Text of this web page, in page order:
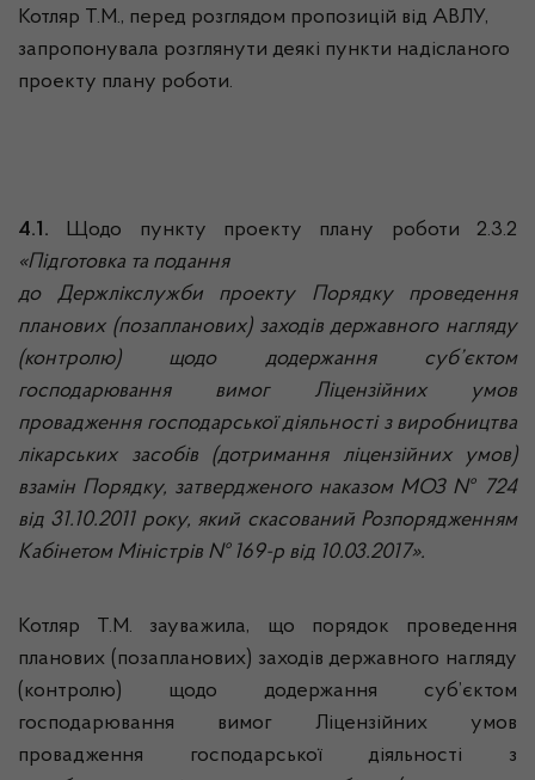
Котляр Т.М., перед розглядом пропозицій від АВЛУ,
запропонувала розглянути деякі пункти надісланого
проекту плану роботи.
4.1. Щодо пункту проекту плану роботи 2.3.2
«Підготовка та подання
до Держлікслужби проекту Порядку проведення
планових (позапланових) заходів державного нагляду
(контролю) щодо додержання суб’єктом
господарювання вимог Ліцензійних умов
провадження господарської діяльності з виробництва
лікарських засобів (дотримання ліцензійних умов)
взамін Порядку, затвердженого наказом МОЗ № 724
від 31.10.2011 року, який скасований Розпорядженням
Кабінетом Міністрів № 169-р від 10.03.2017».
Котляр Т.М. зауважила, що порядок проведення
планових (позапланових) заходів державного нагляду
(контролю) щодо додержання суб’єктом
господарювання вимог Ліцензійних умов
провадження господарської діяльності з